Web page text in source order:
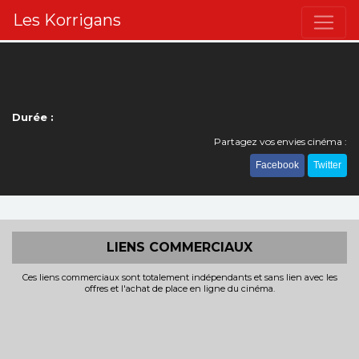
Les Korrigans
Durée :
Partagez vos envies cinéma :
Facebook Twitter
LIENS COMMERCIAUX
Ces liens commerciaux sont totalement indépendants et sans lien avec les
offres et l'achat de place en ligne du cinéma.